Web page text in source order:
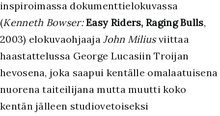
inspiroimassa dokumenttielokuvassa
(Kenneth Bowser:Easy Riders, Raging Bulls,
2003) elokuvaohjaajaJohn Miliusviittaa
haastattelussa George Lucasiin Troijan
hevosena, joka saapui kentälle omalaatuisena
nuorena taiteilijana mutta muutti koko
kentän jälleen studiovetoiseksi